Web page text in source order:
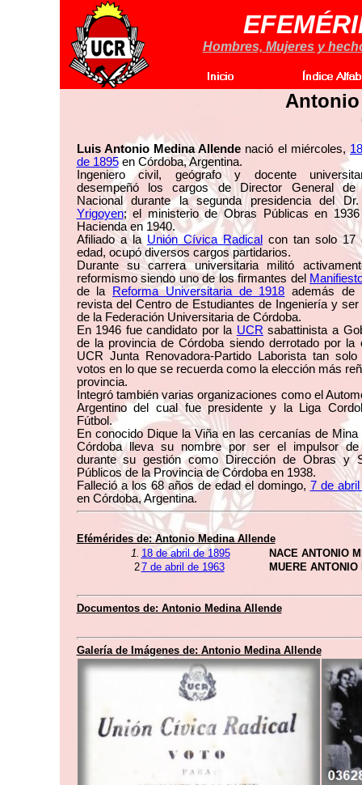
Hombres, Mujeres y
Luis Antonio Medina Allende nació el miércoles,
de 1895en Córdoba, Argentina.
Ingeniero civil, geógrafo y docente
desempeñó los cargos de Director General de
Nacional durante la segunda presidencia del
Yrigoyen; el ministerio de Obras Públicas en
Hacienda en 1940.
Afiliado a la Unión Cívica Radical
con tan solo 17
edad, ocupó diversos cargos partidarios.
Durante su carrera universitaria militó
reformismo siendo uno de los firmantes del
de la
Reforma Universitaria de 1918 además de
revista del Centro de Estudiantes de Ingeniería y ser
de la Federación Universitaria de Córdoba.
En 1946 fue candidato por la UCR sabattinista a
de la provincia de Córdoba siendo derrotado por la
UCR Junta Renovadora-Partido Laborista tan
votos en lo que se recuerda como la elección más
provincia.
Integró también varias organizaciones como el
Argentino del cual fue presidente y la Liga
Fútbol.
En conocido Dique la Viña en las cercanías de Mina
Córdoba lleva su nombre por ser el impulsor
durante su gestión como Dirección de Obras y
Públicos de la Provincia de Córdoba en 1938.
Falleció a los 68 años de edad el domingo, 7 de
en Córdoba, Argentina.
Efémérides de:Antonio Medina Allende
1. 18 de abril de 1895
NACE ANTONIO
27 de abril de 1963 MUERE
Documentos de: Antonio Medina Allende
Galería de Imágenes de: Antonio Medina Allende